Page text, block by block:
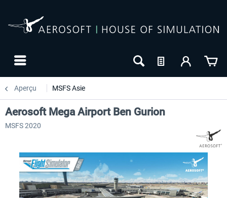
Aperçu MSFS Asie
Aerosoft Mega Airport Ben Gurion
MSFS 2020